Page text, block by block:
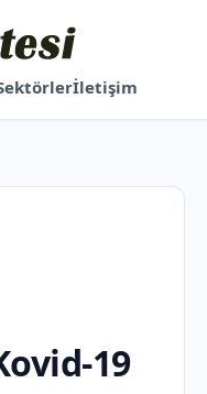
İletişim
19